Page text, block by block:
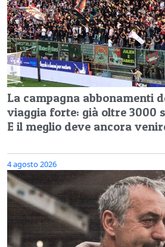
La campagna abbonamenti
viaggia forte: già oltre 3000
E il meglio deve ancora
4 agosto 2026